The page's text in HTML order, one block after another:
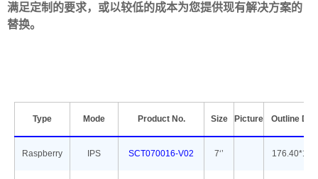
满足定制的要求，或以较低的成本为您提供现有解决方案的
替换。
Type Mode Product No. Size Picture Outline
Raspberry IPS SCT070016-V02 7‘’